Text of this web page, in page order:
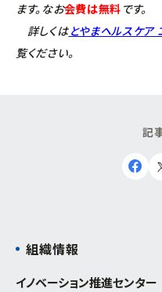
ます。なお会費は無料 です。
詳しくはとやまヘルスケア
覧ください。
記
組織情報
イノベーション推進センター